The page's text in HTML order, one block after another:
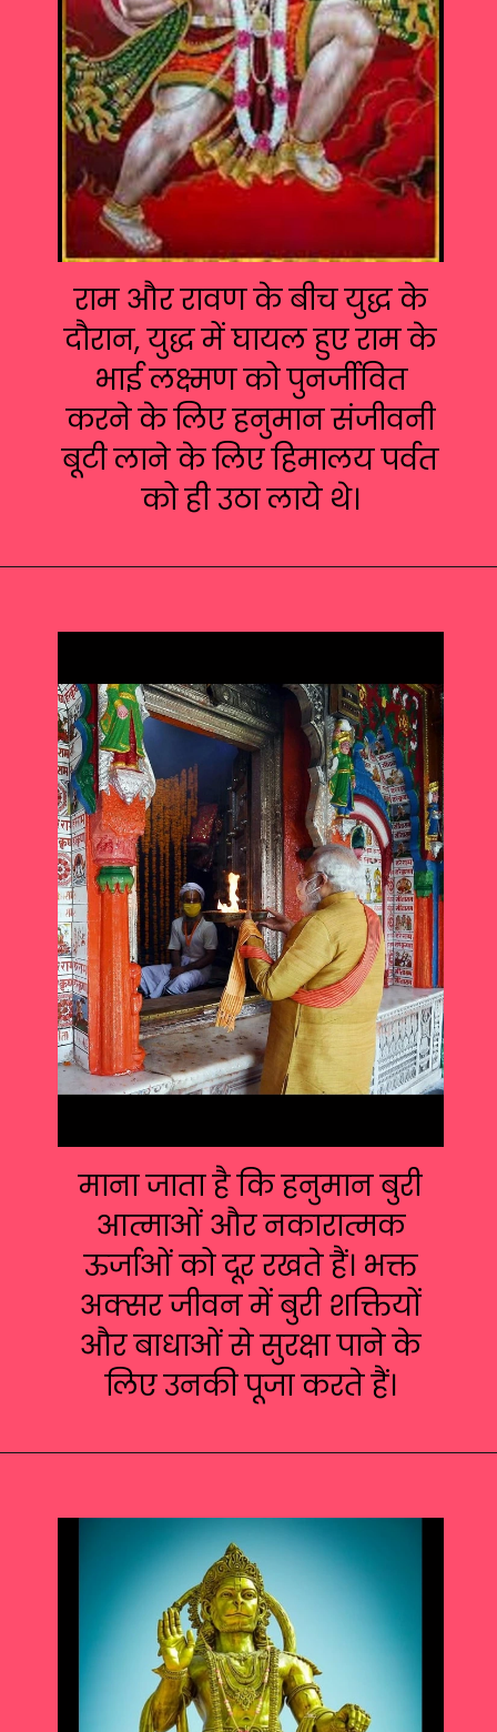
राम और रावण के बीच युद्ध के
दौरान, युद्ध में घायल हुए राम के
भाई लक्ष्मण को पुनर्जीवित
करने के लिए हनुमान संजीवनी
बूटी लाने के लिए हिमालय पर्वत
को ही उठा लाये थे।
माना जाता है कि हनुमान बुरी
आत्माओं और नकारात्मक
ऊर्जाओं को दूर रखते हैं। भक्त
अक्सर जीवन में बुरी शक्तियों
और बाधाओं से सुरक्षा पाने के
लिए उनकी पूजा करते हैं।